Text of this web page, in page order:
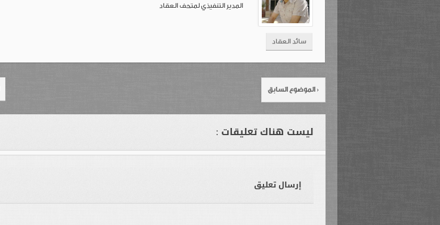
سائد العقاد
المدير التنفيذي لمتحف العقاد
‹ الموضوع السابق
ليست هناك تعليقات :
إرسال تعليق